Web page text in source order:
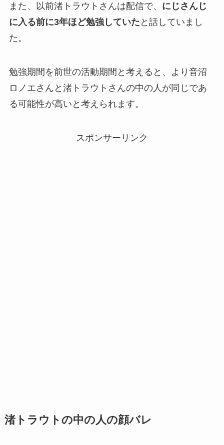
また、以前渚トラウトさんは配信で、 にじさんじ
に入る前に3年ほど勉強していた と話していまし
た。
勉強期間を前世の活動期間と考えると、より音沼
ロノエさんと渚トラウトさんの中の人が同じであ
る可能性が高いと考えられます。
スポンサーリンク
渚トラウトの中の人の顔バレ